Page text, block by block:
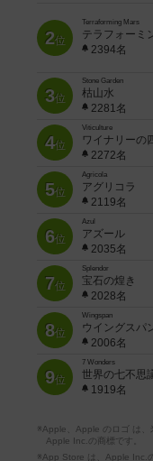
2位
Terraforming Mars
テラフォーミ
2394名
3位
Stone Garden
枯山水
2281名
4位
Viticulture
ワイナリーの
2272名
5位
Agricola
アグリコラ
2119名
6位
Azul
アズール
2035名
7位
Splendor
宝石の煌き
2028名
8位
Wingspan
ウイングスパ
2006名
9位
7 Wonders
世界の七不思
1919名
※Apple、Apple のロゴ は、
Apple Inc.の商標です。
※App Store は、Apple Inc.